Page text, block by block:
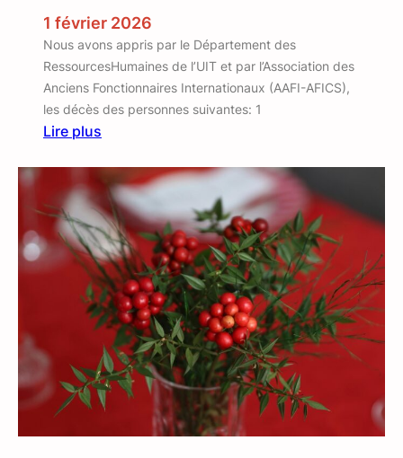
’
A
A
F
U
I
–
u
i
n
2
0
2
6
1 février 2026
Nous avons appris par le Département des
RessourcesHumaines de l’UIT et par l’Association des
Anciens Fonctionnaires Internationaux (AAFI-AFICS),
les décès des personnes suivantes: 1
Lire plus
I
s
n
o
u
s
o
n
t
q
u
i